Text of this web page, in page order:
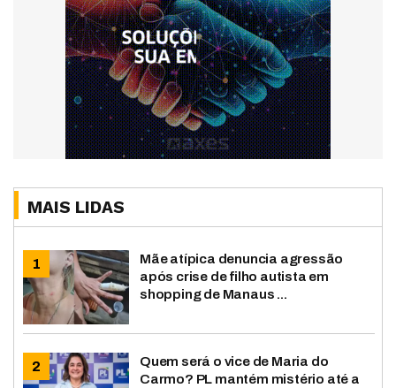
MAIS LIDAS
Mãe atípica denuncia agressão
após crise de filho autista em
shopping de Manaus ...
Quem será o vice de Maria do
Carmo? PL mantém mistério até a